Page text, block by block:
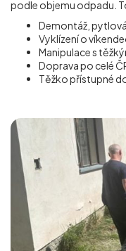
podle objemu odpadu.
Demontáž,
Vyklízení o
Manipulace s
Doprava po celé
Těžko přístupné